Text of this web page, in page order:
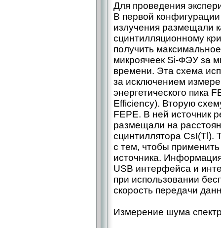
Для проведения
В первой конфигурации
излучения размещали
сцинтилляционному
получить
микроячеек Si-ФЭУ за
времени. Эта схема
за исключением
энергетического пика
Efficiency). Вторую
FEPE. В ней источник
размещали на
сцинтиллятора CsI(Tl).
с тем, чтобы
источника.
USB интерфейса и
при использовании
скорость передачи
Измерение шума